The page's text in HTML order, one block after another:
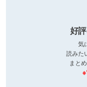
好
気
読みた
まと